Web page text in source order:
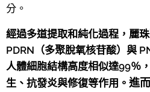
分。
經過多道提取和純化過程，麗
PDRN（多聚脫氧核苷酸）與
人體細胞結構高度相似達99％
生、抗發炎與修復等作用。 進